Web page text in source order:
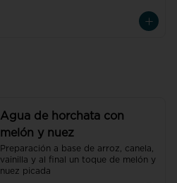
Agua de horchata con
melón y nuez
Preparación a base de arroz, canela,
vainilla y al final un toque de melón y
nuez picada